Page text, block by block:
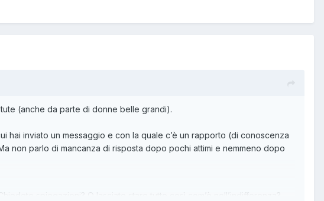
(anche da parte di donne belle grandi).
inviato un messaggio e con la quale c’è un rapporto (di conoscenza
non parlo di mancanza di risposta dopo pochi attimi e nemmeno dopo